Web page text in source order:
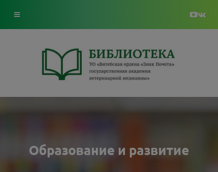
Образование и развитие